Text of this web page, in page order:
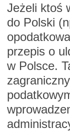
Jeżeli ktoś
do Polski
przepis o
w Polsce.